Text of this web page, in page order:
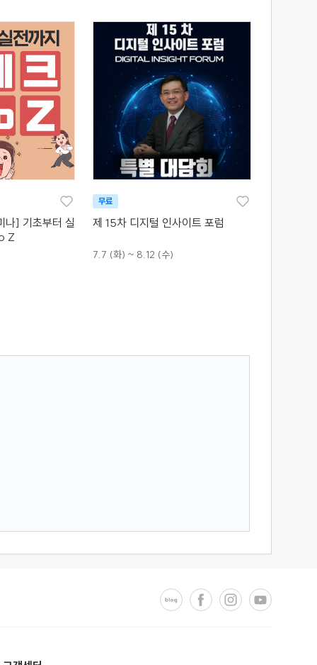
나] 기초부터 실
Z
무료
제 15차 디지털 인사이트 포럼
7.7 (화) ~ 8.12 (수)